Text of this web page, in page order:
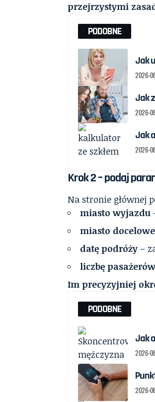
przejrzystymi
PODOBNE
Jak
2026-
Jak
2026-
Jak
2026-
Krok 2 – podaj
Na stronie głównej
miasto wyjazdu
miasto docelowe
datę podróży –
liczbę pasażerów
Im precyzyjniej
PODOBNE
Jak
2026-
2026-